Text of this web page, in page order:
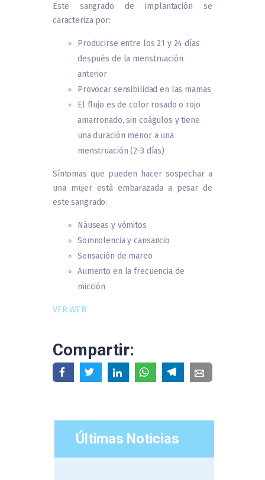
Este sangrado de implantación se
caracteriza por:
Producirse entre los 21 y 24 días
después de la menstruación
anterior
Provocar sensibilidad en las mamas
El flujo es de color rosado o rojo
amarronado, sin coágulos y tiene
una duración menor a una
menstruación (2-3 días)
Síntomas que pueden hacer sospechar a
una mujer está embarazada a pesar de
este sangrado:
Náuseas y vómitos
Somnolencia y cansancio
Sensación de mareo
Aumento en la frecuencia de
micción
VER WEB
Compartir:
Últimas Noticias